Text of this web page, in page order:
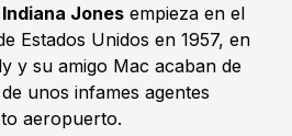
Indiana Jones empieza en el
Estados Unidos en 1957, en
y su amigo Mac acaban de
unos infames agentes
aeropuerto.